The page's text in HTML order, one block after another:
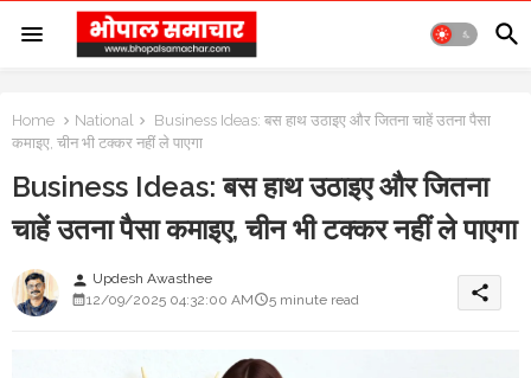
Home National
Business Ideas: बस हाथ उठाइए और जितना चाहें उतना पैसा
कमाइए, चीन भी टक्कर नहीं ले पाएगा
Business Ideas: बस हाथ उठाइए और जितना
चाहें उतना पैसा कमाइए, चीन भी टक्कर नहीं ले पाएगा
person Updesh Awasthee
12/09/2025 04:32:00 AM
5 minute read share